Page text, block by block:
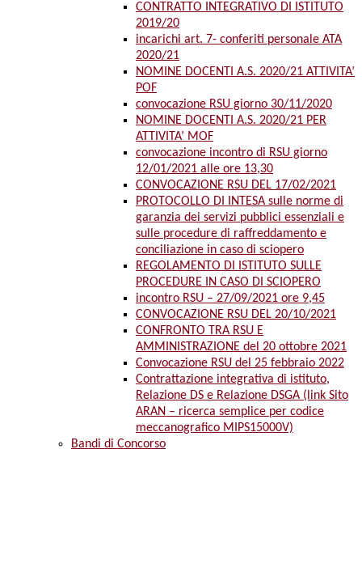
CONTRATTO INTEGRATIVO DI ISTITUTO
2019/20
incarichi art. 7- conferiti personale ATA
2020/21
NOMINE DOCENTI A.S. 2020/21 ATTIVITA’
POF
convocazione RSU giorno 30/11/2020
NOMINE DOCENTI A.S. 2020/21 PER
ATTIVITA’ MOF
convocazione incontro di RSU giorno
12/01/2021 alle ore 13,30
CONVOCAZIONE RSU DEL 17/02/2021
PROTOCOLLO DI INTESA sulle norme di
garanzia dei servizi pubblici essenziali e
sulle procedure di raffreddamento e
conciliazione in caso di sciopero
REGOLAMENTO DI ISTITUTO SULLE
PROCEDURE IN CASO DI SCIOPERO
incontro RSU – 27/09/2021 ore 9,45
CONVOCAZIONE RSU DEL 20/10/2021
CONFRONTO TRA RSU E
AMMINISTRAZIONE del 20 ottobre 2021
Convocazione RSU del 25 febbraio 2022
Contrattazione integrativa di istituto,
Relazione DS e Relazione DSGA (link Sito
ARAN – ricerca semplice per codice
meccanografico MIPS15000V)
Bandi di Concorso